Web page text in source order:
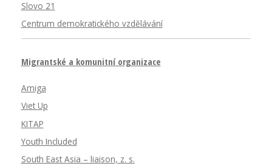
Slovo 21
Centrum demokratického vzdělávání
Migrantské a komunitní organizace
Amiga
Viet Up
KITAP
Youth Included
South East Asia – liaison, z. s.